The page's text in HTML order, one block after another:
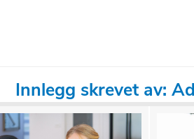
Innlegg skrevet av: